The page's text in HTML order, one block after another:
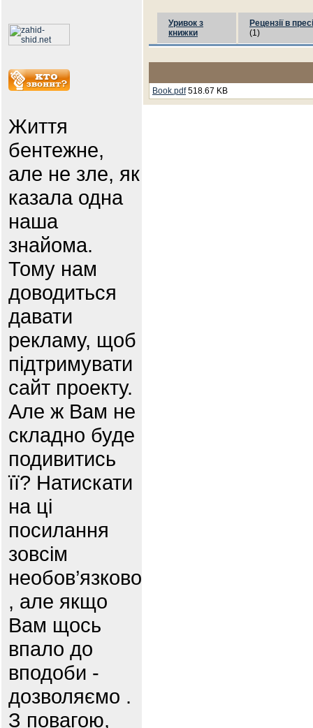
Життя
бентежне,
але не зле, як
казала одна
наша
знайома.
Тому нам
доводиться
давати
рекламу, щоб
підтримувати
сайт проекту.
Але ж Вам не
складно буде
подивитись
її? Натискати
на ці
посилання
зовсім
необов’язково
, але якщо
Вам щось
впало до
вподоби -
дозволяємо .
З повагою,
Уривок з
книжки
Рецензії в пресі
(1)
Book.pdf518.67 KB